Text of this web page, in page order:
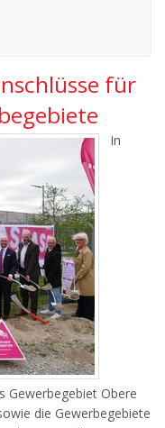
für
In
Gewerbegebiet Obere
die Gewerbegebiete